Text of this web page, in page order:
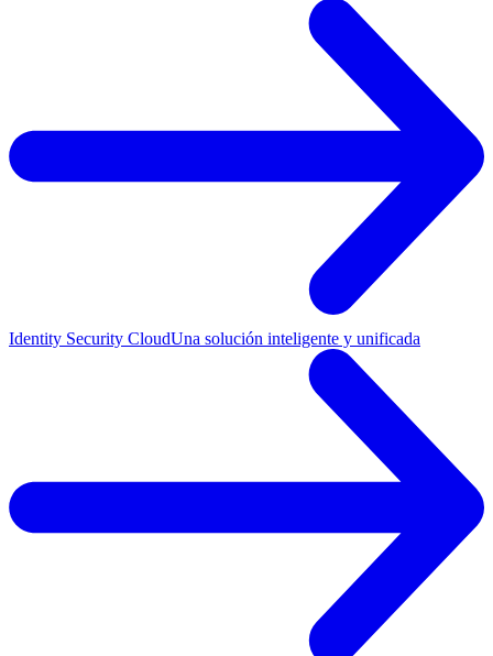
Identity Security CloudUna solución inteligente y unificada